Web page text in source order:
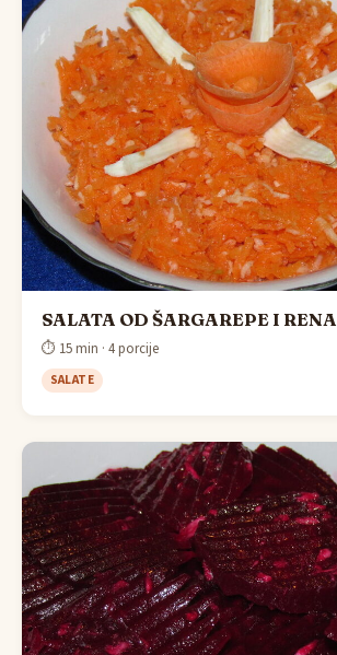
SALATA OD ŠARGAREPE I RENA
⏱ 15 min · 4 porcije
SALATE